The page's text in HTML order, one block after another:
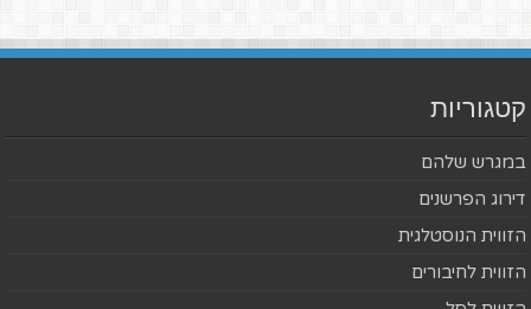
קטגוריות
במגרש שלהם
דירוג הפרשנים
הזווית הנוסטלגית
הזווית לחיבורים